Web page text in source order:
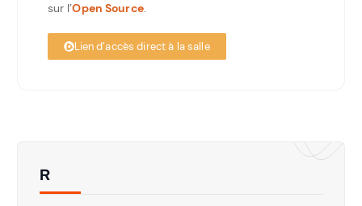
sur l’Open Source.
Lien d’accès direct à la salle
R